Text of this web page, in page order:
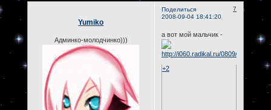
Поделиться
7
2008-09-04 18:41:20
Yumiko
Админко-молодчинко)))
а вот мой мальчик -
+2